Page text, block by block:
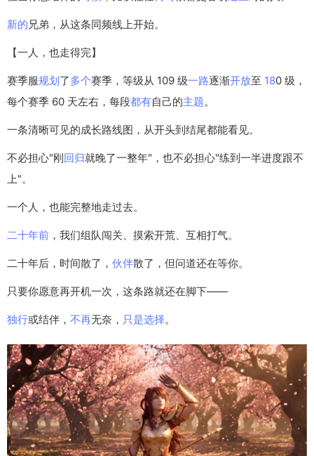
新的 兄弟，从这条同频线上开始。
【一人，也走得完】
赛季服规划了多个赛季，等级从 109 级一路逐渐开放至 180 级，
每个赛季 60 天左右，每段都有自己的主题。
一条清晰可见的成长路线图，从开头到结尾都能看见。
不必担心"刚回归就晚了一整年"，也不必担心"练到一半进度跟不
上"。
一个人，也能完整地走过去。
二十年前 ，我们组队闯关、摸索开荒、互相打气。
二十年后，时间散了， 伙伴散了，但问道还在等你。
只要你愿意再开机一次，这条路就还在脚下——
独行或结伴， 不再无奈， 只是选择。